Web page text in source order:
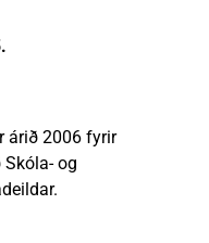
árið 2006 fyrir
og